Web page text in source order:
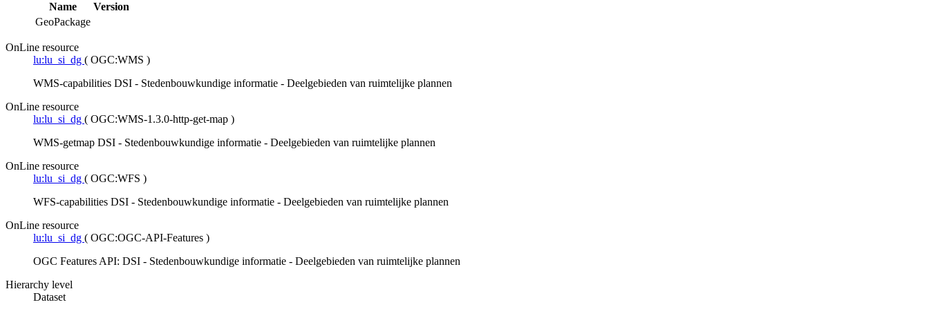
Name
Version
GeoPackage
OnLine resource
lu:lu_si_dg ( OGC:WMS )
WMS-capabilities DSI - Stedenbouwkundige informatie - Deelgebieden van ruimtelijke plannen
OnLine resource
lu:lu_si_dg ( OGC:WMS-1.3.0-http-get-map )
WMS-getmap DSI - Stedenbouwkundige informatie - Deelgebieden van ruimtelijke plannen
OnLine resource
lu:lu_si_dg ( OGC:WFS )
WFS-capabilities DSI - Stedenbouwkundige informatie - Deelgebieden van ruimtelijke plannen
OnLine resource
lu:lu_si_dg ( OGC:OGC-API-Features )
OGC Features API: DSI - Stedenbouwkundige informatie - Deelgebieden van ruimtelijke plannen
Hierarchy level
Dataset